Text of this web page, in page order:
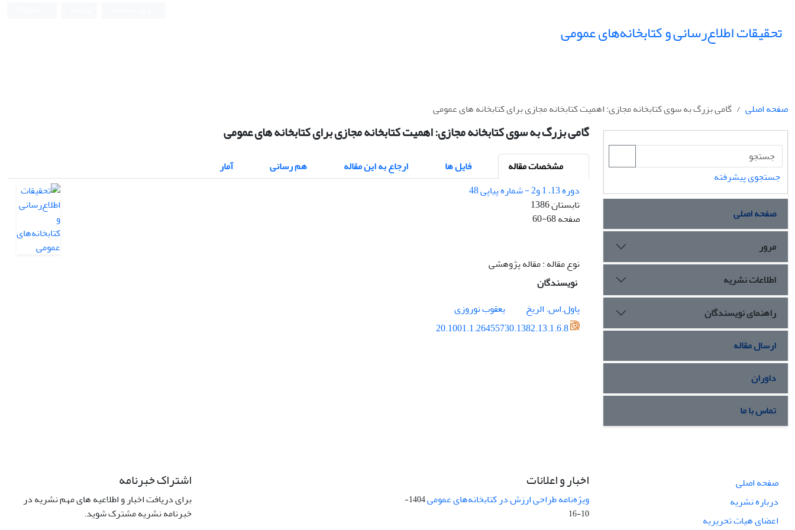
تحقیقات اطلاع‌رسانی و کتابخانه‌های عمومی
صفحه اصلی گامی بزرگ به سوی کتابخانه مجازی: اهمیت کتابخانه مجازی برای کتابخانه های عمومی
گامی بزرگ به سوی کتابخانه مجازی: اهمیت کتابخانه مجازی برای کتابخانه های عمومی
مشخصات مقاله فایل ها ارجاع به این مقاله هم رسانی
آمار
دوره 13، 1 و2 - شماره پیاپی 48
تابستان 1386
صفحه60-68
نوع مقاله : مقاله پژوهشی
نویسندگان
پاول.اس. الریخ
یعقوب نوروزی
20.1001.1.26455730.1382.13.1.6.8
جستجوی پیشرفته
صفحه اصلی
مرور
اطلاعات نشریه
راهنمای نویسندگان
ارسال مقاله
داوران
تماس با ما
صفحه اصلی
درباره نشریه
اعضای هیات تحریریه
اخبار و اعلانات
ویژه‌نامه طراحی ارزش در کتابخانه‌های عمومی
1404-
10-16
اشتراک خبرنامه
برای دریافت اخبار و اطلاعیه های مهم نشریه در
خبرنامه نشریه مشترک شوید.